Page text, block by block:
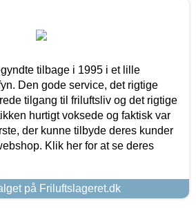
tilbage i 1995 i et lille
Den gode service, det rigtige
tilgang til friluftsliv og det rigtige
hurtigt voksede og faktisk var
der kunne tilbyde deres kunder
Klik her for at se deres
på Friluftslageret.dk